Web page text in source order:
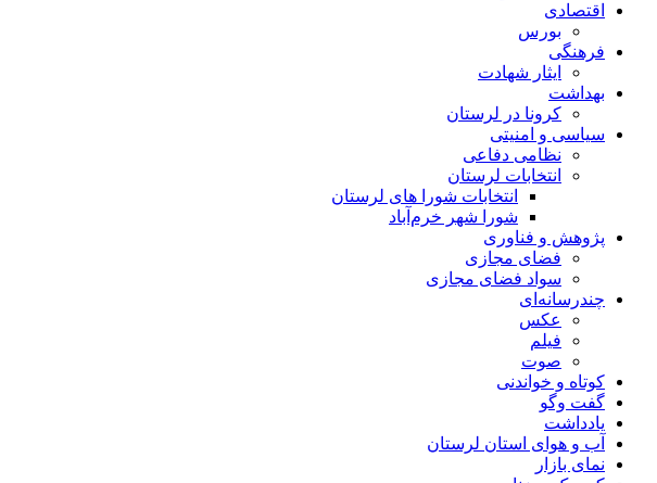
اقتصادی
بورس
فرهنگی
ایثار شهادت
بهداشت
کرونا در لرستان
سیاسی و امنیتی
نظامی دفاعی
انتخابات لرستان
انتخابات شورا های لرستان
شورا شهر خرم‌آباد
پژوهش و فناوری
فضای مجازی
سواد فضای مجازی
چندرسانه‌ای
عكس
فیلم
صوت
کوتاه و خواندنی
گفت وگو
یادداشت
آب و هوای استان لرستان
نمای بازار